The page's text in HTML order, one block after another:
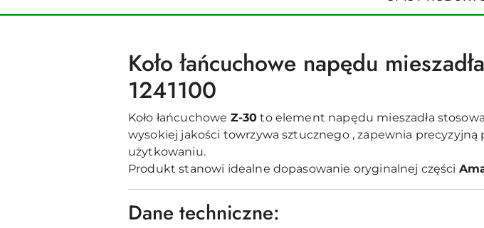
Koło łańcuchowe napędu
1241100
Koło łańcuchowe Z-30 to element napędu mieszadła
wysokiej jakości towrzywa sztucznego , zapewnia
użytkowaniu.
Produkt stanowi idealne dopasowanie oryginalnej części
Dane techniczne: